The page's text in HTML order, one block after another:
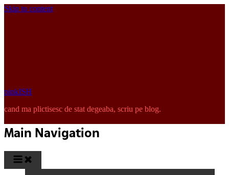
Skip to content
pinkISH
cand ma plictisesc de stat degeaba, scriu pe blog.
Main Navigation